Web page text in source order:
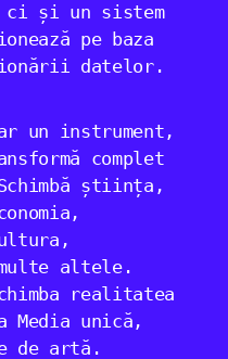
ci și un sistem
pe baza
datelor.
un instrument,
complet
știința,
altele.
realitatea
Media unică,
de artă.